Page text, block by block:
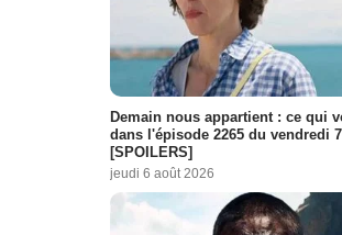
Demain nous appartient : ce qui
dans l'épisode 2265 du vendredi
[SPOILERS]
jeudi 6 août 2026